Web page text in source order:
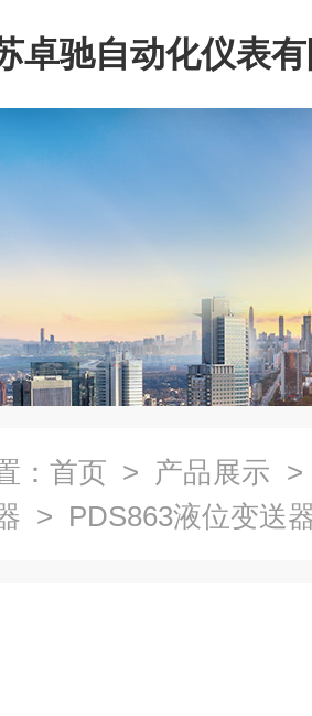
卓驰自动化仪表
： 首页 > 产品展示
> PDS863液位变送